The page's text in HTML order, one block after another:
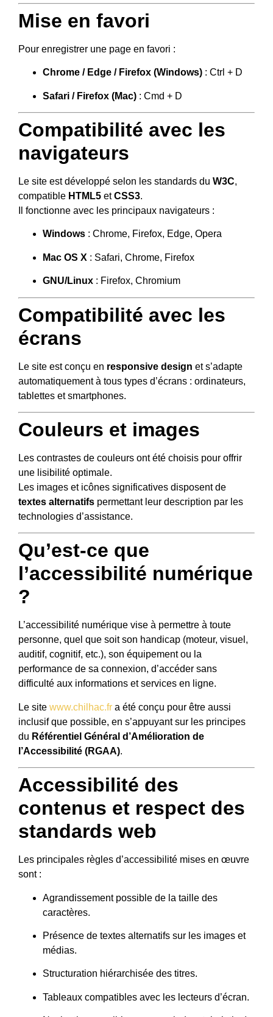
Mise en favori
Pour enregistrer une page en favori :
Chrome / Edge / Firefox (Windows) : Ctrl + D
Safari / Firefox (Mac) : Cmd + D
Compatibilité avec les
navigateurs
Le site est développé selon les standards du W3C,
compatible HTML5 etCSS3.
Il fonctionne avec les principaux navigateurs :
Windows : Chrome, Firefox, Edge, Opera
Mac OS X : Safari, Chrome, Firefox
GNU/Linux : Firefox, Chromium
Compatibilité avec les
écrans
Le site est conçu en responsive design et s’adapte
automatiquement à tous types d’écrans : ordinateurs,
tablettes et smartphones.
Couleurs et images
Les contrastes de couleurs ont été choisis pour offrir
une lisibilité optimale.
Les images et icônes significatives disposent de
textes alternatifs permettant leur description par les
technologies d’assistance.
Qu’est-ce que
l’accessibilité numérique
?
L’accessibilité numérique vise à permettre à toute
personne, quel que soit son handicap (moteur, visuel,
auditif, cognitif, etc.), son équipement ou la
performance de sa connexion, d’accéder sans
difficulté aux informations et services en ligne.
Le site www.chilhac.fr a été conçu pour être aussi
inclusif que possible, en s’appuyant sur les principes
du Référentiel Général d’Amélioration de
l’Accessibilité (RGAA).
Accessibilité des
contenus et respect des
standards web
Les principales règles d’accessibilité mises en œuvre
sont :
Agrandissement possible de la taille des
caractères.
Présence de textes alternatifs sur les images et
médias.
Structuration hiérarchisée des titres.
Tableaux compatibles avec les lecteurs d’écran.